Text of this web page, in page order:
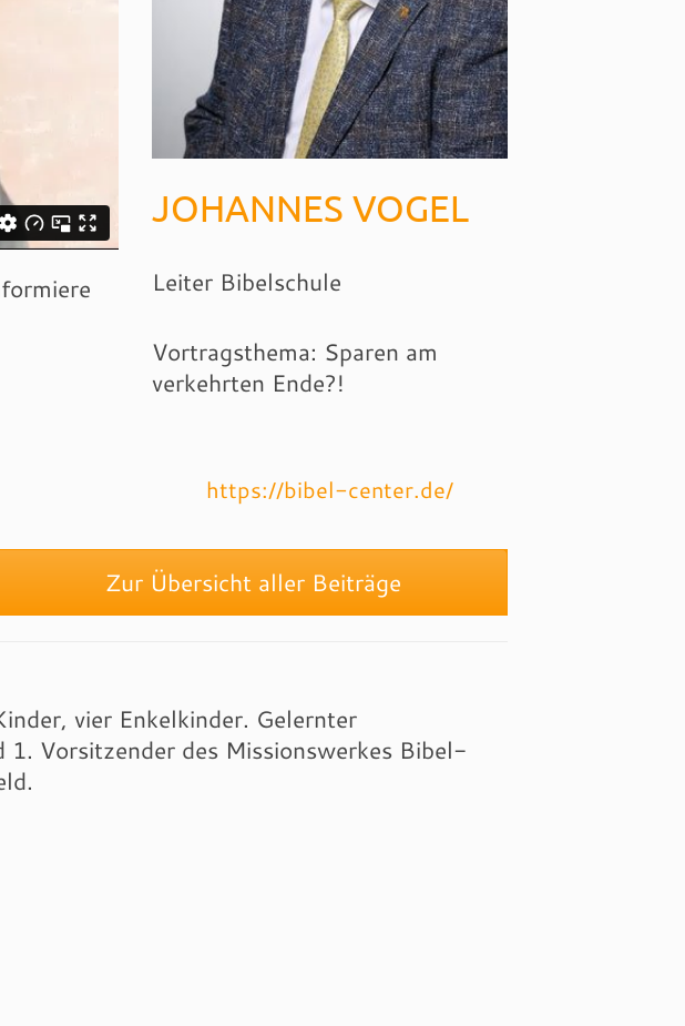
JOHANNES VOGEL
Leiter Bibelschule
Vortragsthema: Sparen am
verkehrten Ende?!
https://bibel-center.de/
Zur Übersicht aller Beiträge
vier Enkelkinder. Gelernter
Vorsitzender des Missionswerkes Bibel-